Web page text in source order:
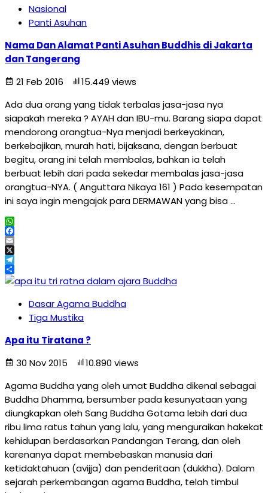
Nasional
Panti Asuhan
Nama Dan Alamat Panti Asuhan Buddhis di Jakarta
dan Tangerang
21 Feb 2016
15.449 views
Ada dua orang yang tidak terbalas jasa-jasa nya
siapakah mereka ? AYAH dan IBU-mu. Barang siapa dapat
mendorong orangtua-Nya menjadi berkeyakinan,
berkebajikan, murah hati, bijaksana, dengan berbuat
begitu, orang ini telah membalas, bahkan ia telah
berbuat lebih dari pada sekedar membalas jasa-jasa
orangtua-NYA. ( Anguttara Nikaya 161 ) Pada kesempatan
ini saya ingin mengajak para DERMAWAN yang bisa …
WhatsApp
Facebook
Email
X
Telegram
Share
Dasar Agama Buddha
Tiga Mustika
Apa itu Tiratana ?
30 Nov 2015
10.890 views
Agama Buddha yang oleh umat Buddha dikenal sebagai
Buddha Dhamma, bersumber pada kesunyataan yang
diungkapkan oleh Sang Buddha Gotama lebih dari dua
ribu lima ratus tahun yang lalu, yang menguraikan hakekat
kehidupan berdasarkan Pandangan Terang, dan oleh
karenanya dapat membebaskan manusia dari
ketidaktahuan (avijja) dan penderitaan (dukkha). Dalam
sejarah perkembangan agama Buddha, telah timbul